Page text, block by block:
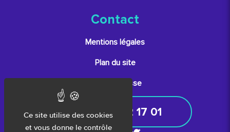
Ce site utilise des cookies
et vous donne le contrôle
Contact
Mentions légales
Plan du site
Espace presse
05 61 52 17 01